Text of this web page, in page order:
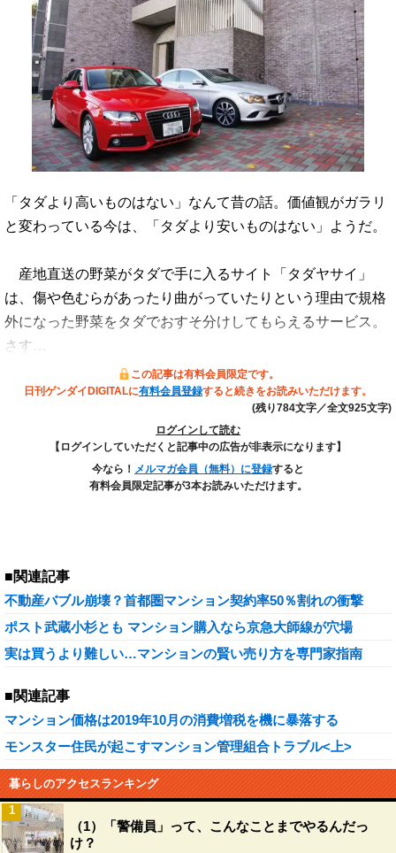
「タダより高いものはない」なんて昔の話。価値観がガラリ
と変わっている今は、「タダより安いものはない」ようだ。
産地直送の野菜がタダで手に入るサイト「タダヤサイ」
は、傷や色むらがあったり曲がっていたりという理由で規格
外になった野菜をタダでおすそ分けしてもらえるサービス。
さす…
この記事は有料会員限定です。
日刊ゲンダイDIGITALに有料会員登録すると続きをお読みいただけます。
(残り784文字／全文925文字)
ログインして読む
【ログインしていただくと記事中の広告が非表示になります】
今なら！ メルマガ会員（無料）に登録すると
有料会員限定記事が3本お読みいただけます。
■関連記事
不動産バブル崩壊？首都圏マンション契約率50％割れの衝撃
ポスト武蔵小杉とも マンション購入なら京急大師線が穴場
実は買うより難しい…マンションの賢い売り方を専門家指南
■関連記事
マンション価格は2019年10月の消費増税を機に暴落する
モンスター住民が起こすマンション管理組合トラブル<上>
暮らしのアクセスランキング
（1）「警備員」って、こんなことまでやるんだっ
け？
1